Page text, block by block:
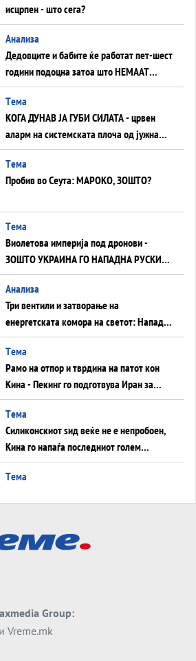
исцрпен - што сега?
Анализа
Дедовците и бабите ќе работат пет-шест
години подоцна затоа што НЕМААТ
ВНУЦИ ДА ГИ ЗАМЕНАТ
Tема
КОГА ДУНАВ ЈА ГУБИ СИЛАТА - црвен
аларм на системската плоча од јужна
Германија до Црното Море...
Tема
Пробив во Сеута: МАРОКО, ЗОШТО?
Tема
Виолетова империја под дронови -
ЗОШТО УКРАИНА ГО НАПАДНА РУСКИОТ
WILDBERRIES
Aнализа
Три вентили и затворање на
енергетската комора на светот: Нападот
во Суец најавува глобален енергетски
инфаркт?
Tема
Рамо на отпор и тврдина на патот кон
Кина - Пекинг го подготвува Иран за
американска копнена инвазија
Tема
Силиконскиот ѕид веќе не е непробоен,
Кина го напаѓа последниот голем
монопол на Западот?
Tема
Tема
ДЛАБОКО УДОЛУ: Сметководствените
АТОМСКО ДОМИНО НА БЛИСКИОТ
ИСТОК
Group:
Vreme.mk